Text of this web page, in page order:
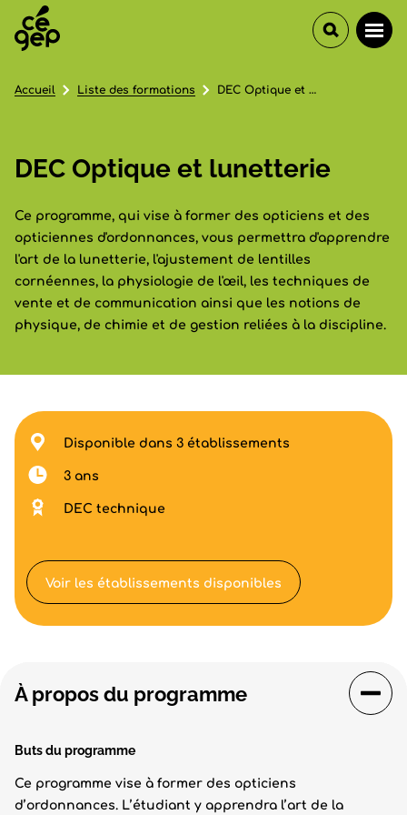
DEC Optique et lunetterie
Ce programme, qui vise à former des opticiens et des
opticiennes d'ordonnances, vous permettra d'apprendre
l'art de la lunetterie, l'ajustement de lentilles
cornéennes, la physiologie de l'œil, les techniques de
vente et de communication ainsi que les notions de
physique, de chimie et de gestion reliées à la discipline.
Accueil Liste des formations DEC Optique et lunetterie
À propos du programme
Buts du programme
Ce programme vise à former des opticiens
d’ordonnances. L’étudiant y apprendra l’art de la
Disponible dans 3 établissements
3 ans
DEC technique
Voir les établissements disponibles